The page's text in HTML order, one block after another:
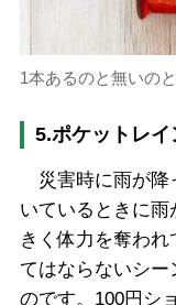
1本あるのと無いの
5.ポケットレイ
災害時に雨が降
いているときに
きく体力を奪われ
てはならないシ
のです。100円シ